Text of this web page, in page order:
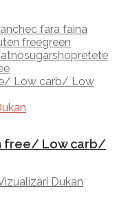
chec fara faina
freegreen
nosugarshopretete
free/ Low carb/
Dukan